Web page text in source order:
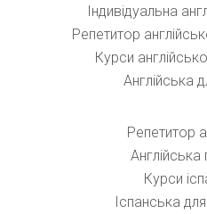
Індивідуальна
Репетитор
Курси
Англійська
Репетитор
Англійська
Курси
Іспанська